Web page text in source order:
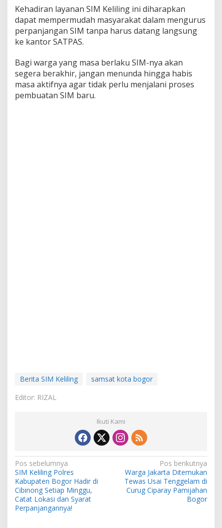
Kehadiran layanan SIM Keliling ini diharapkan
dapat mempermudah masyarakat dalam mengurus
perpanjangan SIM tanpa harus datang langsung
ke kantor SATPAS.
Bagi warga yang masa berlaku SIM-nya akan
segera berakhir, jangan menunda hingga habis
masa aktifnya agar tidak perlu menjalani proses
pembuatan SIM baru.
Berita SIM Keliling
samsat kota bogor
Editor: RIZAL
Ikuti Kami
Navigasi
pos
Pos sebelumnya
SIM Keliling Polres
Kabupaten Bogor Hadir di
Cibinong Setiap Minggu,
Catat Lokasi dan Syarat
Perpanjangannya!
Pos berikutnya
Warga Jakarta Ditemukan
Tewas Usai Tenggelam di
Curug Ciparay Pamijahan
Bogor